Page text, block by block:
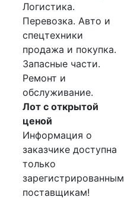
Логистика.
Перевозка. Авто и
спецтехники
продажа и покупка.
Запасные части.
Ремонт и
обслуживание.
Лот с открытой
ценой
Информация о
заказчике доступна
только
зарегистрированным
поставщикам!